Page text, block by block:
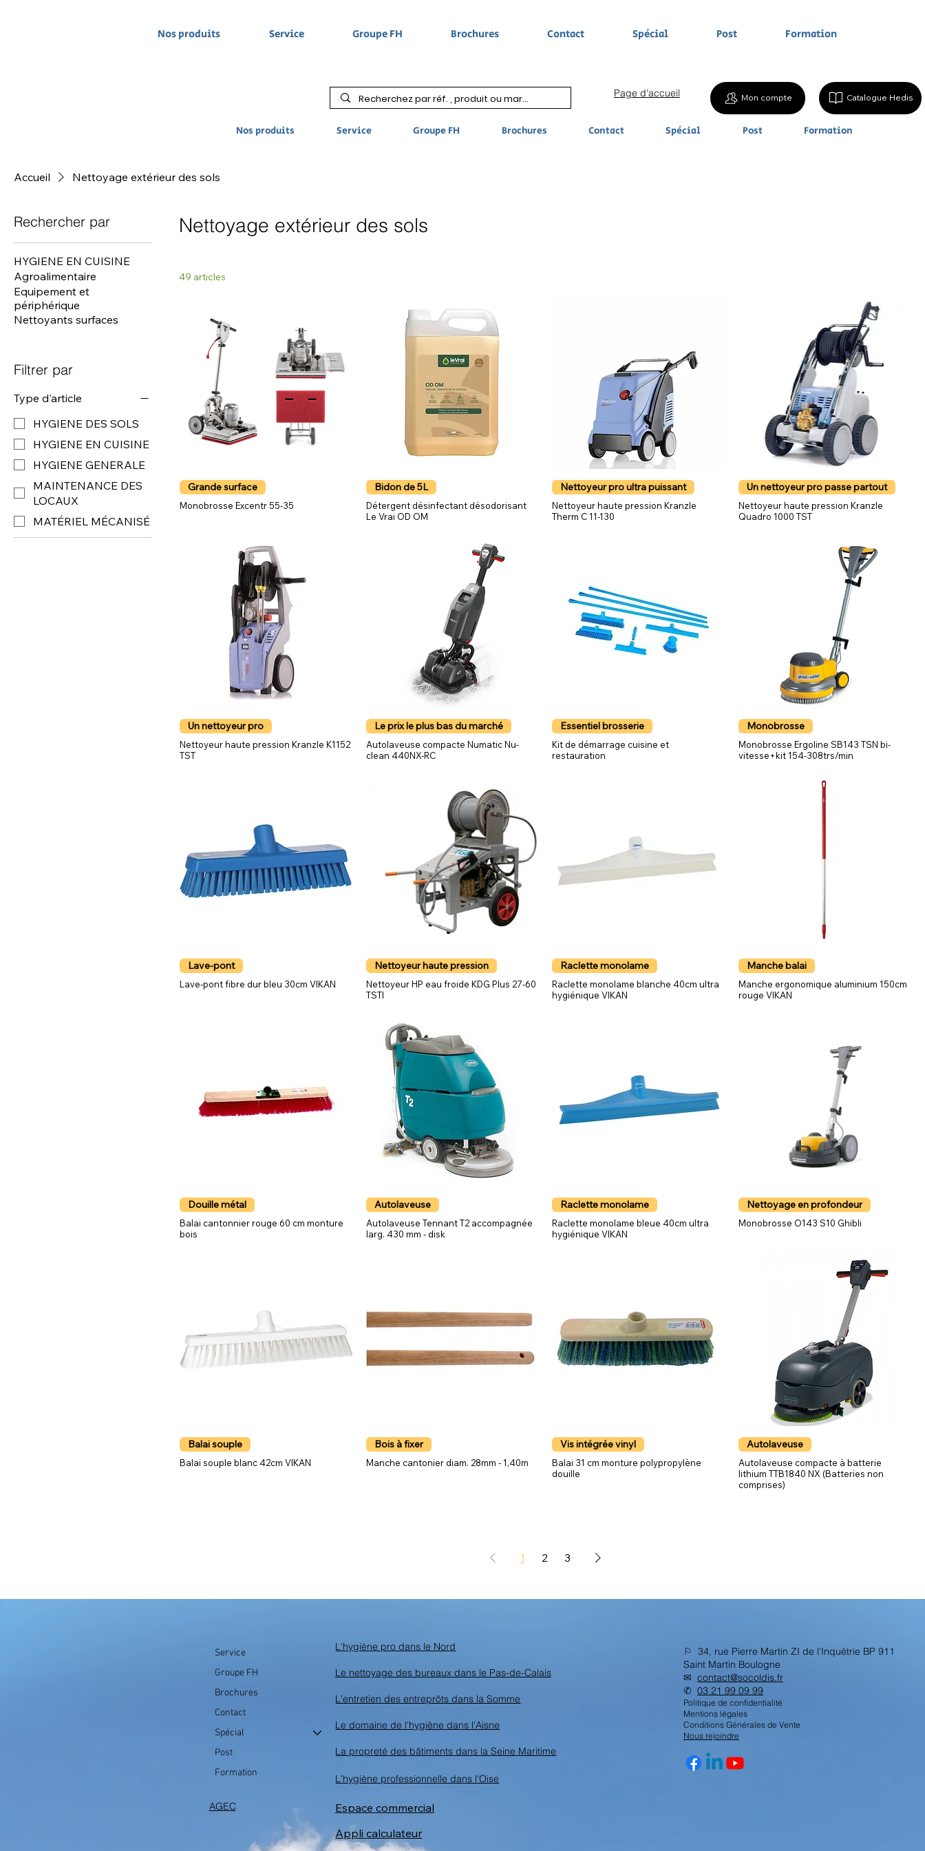
Page d'accueil Mon compte Catalogue Hedis
Nos produits Service Groupe FH Brochures Contact Spécial Post Formation
Nos produits Service Groupe FH Brochures Contact Spécial Post Formation
Accueil Nettoyage extérieur des sols
Rechercher par
HYGIENE EN CUISINE
Agroalimentaire
Equipement et
périphérique
Nettoyants surfaces
Filtrer par
Type d'article
HYGIENE DES SOLS
HYGIENE EN CUISINE
HYGIENE GENERALE
MAINTENANCE DES
LOCAUX
MATÉRIEL MÉCANISÉ
Nettoyage extérieur des sols
49 articles
Grande surface
Monobrosse Excentr 55-35
Bidon de 5L
Détergent désinfectant désodorisant
Le Vrai OD OM
Nettoyeur pro ultra puissant
Nettoyeur haute pression Kranzle
Therm C 11-130
Un nettoyeur pro passe partout
Nettoyeur haute pression Kranzle
Quadro 1000 TST
Un nettoyeur pro
Nettoyeur haute pression Kranzle K1152
TST
Le prix le plus bas du marché
Autolaveuse compacte Numatic Nu-
clean 440NX-RC
Essentiel brosserie
Kit de démarrage cuisine et
restauration
Monobrosse
Monobrosse Ergoline SB143 TSN bi-
vitesse+kit 154-308trs/min
Lave-pont
Lave-pont fibre dur bleu 30cm VIKAN
Nettoyeur haute pression
Nettoyeur HP eau froide KDG Plus 27-60
TSTI
Raclette monolame
Raclette monolame blanche 40cm ultra
hygiénique VIKAN
Manche balai
Manche ergonomique aluminium 150cm
rouge VIKAN
Douille métal
Balai cantonnier rouge 60 cm monture
bois
Autolaveuse
Autolaveuse Tennant T2 accompagnée
larg. 430 mm - disk
Raclette monolame
Raclette monolame bleue 40cm ultra
hygiénique VIKAN
Nettoyage en profondeur
Monobrosse O143 S10 Ghibli
Balai souple
Balai souple blanc 42cm VIKAN
Bois à fixer
Manche cantonier diam. 28mm - 1,40m
Vis intégrée vinyl
Balai 31 cm monture polypropylène
douille
Autolaveuse
Autolaveuse compacte à batterie
lithium TTB1840 NX (Batteries non
comprises)
1 2 3
Service
Groupe FH
Brochures
Contact
Spécial
Post
Formation
AGEC
L'hygiène pro dans le Nord
Le nettoyage des bureaux dans le Pas-de-Calais
L'entretien des entreprôts dans la Somme
Le domaine de l'hygiène dans l'Aisne
La propreté des bâtiments dans la Seine Maritime
L'hygiène professionnelle dans l'Oise
Espace commercial
Appli calculateur
⚐ 34, rue Pierre Martin ZI de l'Inquétrie BP 911
Saint Martin Boulogne
✉︎contact@socoldis.fr
✆03 21 99 09 99
Politique de confidentialité
Mentions légales
Conditions Générales de Vente
Nous rejoindre